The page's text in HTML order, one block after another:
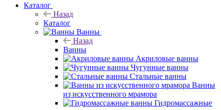
Каталог
Назад
Каталог
Ванны
Назад
Ванны
Акриловые ванны
Чугунные ванны
Стальные ванны
Ванны
из искусственного мрамора
Гидромассажные